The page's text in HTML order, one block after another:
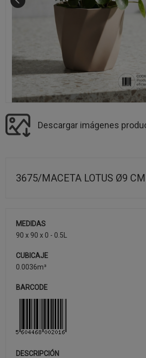
Descargar imágenes
3675/MACETA LOTUS Ø9
MEDIDAS
90 x 90 x 0 - 0.5L
CUBICAJE
0.0036m³
BARCODE
DESCRIPCIÓN